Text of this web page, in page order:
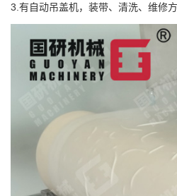
3.有自动吊盖机，装带、清洗、维修方